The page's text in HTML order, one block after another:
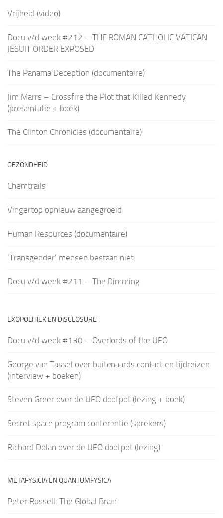
Vrijheid (video)
Docu v/d week #212 – THE ROMAN CATHOLIC VATICAN
JESUIT ORDER EXPOSED
The Panama Deception (documentaire)
Jim Marrs – Crossfire the Plot that Killed Kennedy
(presentatie + boek)
The Clinton Chronicles (documentaire)
GEZONDHEID
Chemtrails
Vingertop opnieuw aangegroeid
Human Resources (documentaire)
‘Transgender’ mensen bestaan niet.
Docu v/d week #211 – The Dimming
EXOPOLITIEK EN DISCLOSURE
Docu v/d week #130 – Overlords of the UFO
George van Tassel over buitenaards contact en tijdreizen
(interview + boeken)
Steven Greer over de UFO doofpot (lezing + boek)
Secret space program conferentie (sprekers)
Richard Dolan over de UFO doofpot (lezing)
METAFYSICIA EN QUANTUMFYSICA
Peter Russell: The Global Brain